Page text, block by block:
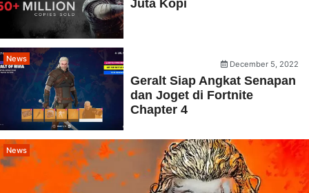
Juta Kopi
News
December 5, 2022
Geralt Siap Angkat Senapan
dan Joget di Fortnite
Chapter 4
News